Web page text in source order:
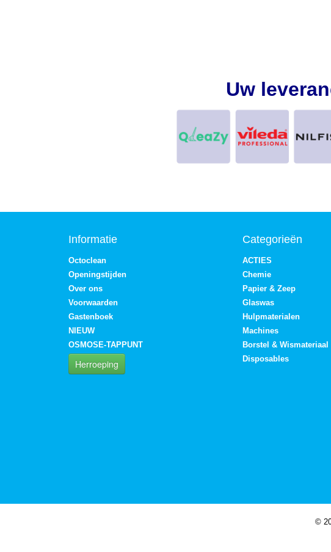
Uw
Informatie
Octoclean
Openingstijden
Over ons
Voorwaarden
Gastenboek
NIEUW
OSMOSE-TAPPUNT
Herroeping
Categorieën
ACTIES
Chemie
Papier & Zeep
Glaswas
Hulpmaterialen
Machines
Borstel & Wismateriaal
Disposables
©